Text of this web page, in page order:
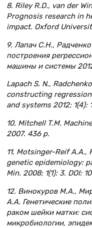
8. Riley R.D., van der
Prognosis research in
impact. Oxford
9. Лапач С.Н.,
построения
машины и системы
Lapach S. N.,
constructing
and systems 2012; 1(4):
10. Mitchell T.M.
2007. 436 p.
11. Motsinger-Reif
genetic epidemiology:
Min. 2008; 1(1): 3. DOI:
12. Винокуров М.А.,
А.А. Генетические
раком шейки матки:
микробиологии,